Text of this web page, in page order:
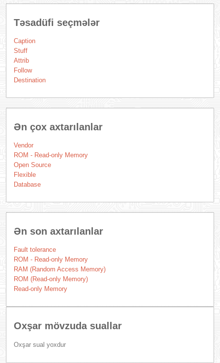
Təsadüfi seçmələr
Caption
Stuff
Attrib
Follow
Destination
Ən çox axtarılanlar
Vendor
ROM - Read-only Memory
Open Source
Flexible
Database
Ən son axtarılanlar
Fault tolerance
ROM - Read-only Memory
RAM (Random Access Memory)
ROM (Read-only Memory)
Read-only Memory
Oxşar mövzuda suallar
Oxşar sual yoxdur